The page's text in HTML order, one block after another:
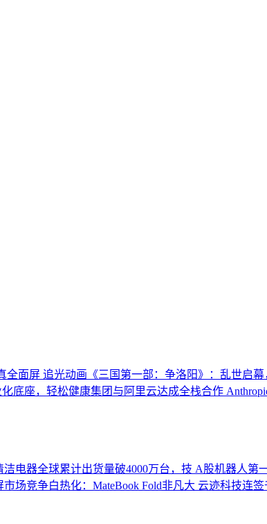
全面屏 追光动画《三国第一部：争洛阳》：乱世启
底座，轻松健康集团与阿里云达成全栈合作
洁电器全球累计出货量破4000万台，技 A股机器人第
市场竞争白热化：MateBook Fold非凡大 云迹科技连